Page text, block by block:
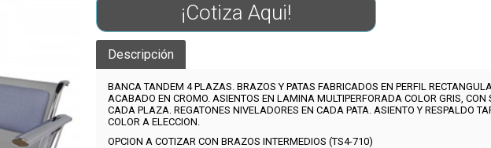
¡Cotiza Aqui!
Descripción
BANCA TANDEM 4 PLAZAS. BRAZOS Y PATAS FABRICADOS EN PERFIL
ACABADO EN CROMO. ASIENTOS EN LAMINA MULTIPERFORADA COLOR GRIS, CON
CADA PLAZA. REGATONES NIVELADORES EN CADA PATA. ASIENTO Y RESPALDO
COLOR A ELECCION.
OPCION A COTIZAR CON BRAZOS INTERMEDIOS (TS4-710)